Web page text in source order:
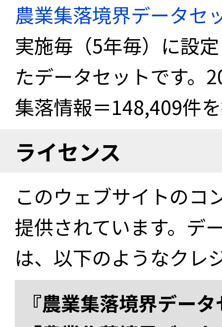
農業集落境界データセ
実施毎（5年毎）に設
たデータセットです。
集落情報＝148,409件
ライセンス
このウェブサイトのコ
提供されています。デ
は、以下のようなクレ
『農業集落境界デー